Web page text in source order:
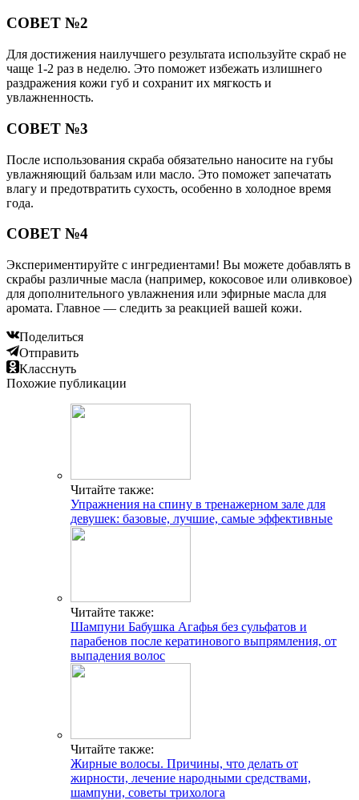
СОВЕТ №2
Для достижения наилучшего результата используйте скраб не
чаще 1-2 раз в неделю. Это поможет избежать излишнего
раздражения кожи губ и сохранит их мягкость и
увлажненность.
СОВЕТ №3
После использования скраба обязательно наносите на губы
увлажняющий бальзам или масло. Это поможет запечатать
влагу и предотвратить сухость, особенно в холодное время
года.
СОВЕТ №4
Экспериментируйте с ингредиентами! Вы можете добавлять в
скрабы различные масла (например, кокосовое или оливковое)
для дополнительного увлажнения или эфирные масла для
аромата. Главное — следить за реакцией вашей кожи.
Поделиться
Отправить
Класснуть
Похожие публикации
Читайте также:
Упражнения на спину в тренажерном зале для
девушек: базовые, лучшие, самые эффективные
Читайте также:
Шампуни Бабушка Агафья без сульфатов и
парабенов после кератинового выпрямления, от
выпадения волос
Читайте также:
Жирные волосы. Причины, что делать от
жирности, лечение народными средствами,
шампуни, советы трихолога